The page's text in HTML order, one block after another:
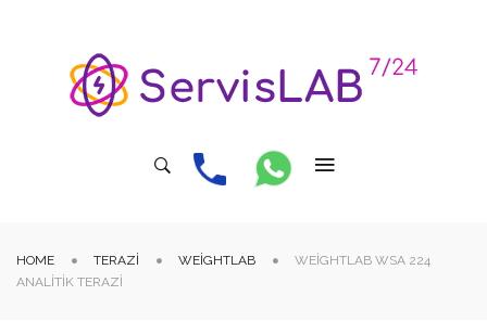
HOME TERAZI WEIGHTLAB
WEIGHTLAB WSA 224
ANALITIK TERAZI